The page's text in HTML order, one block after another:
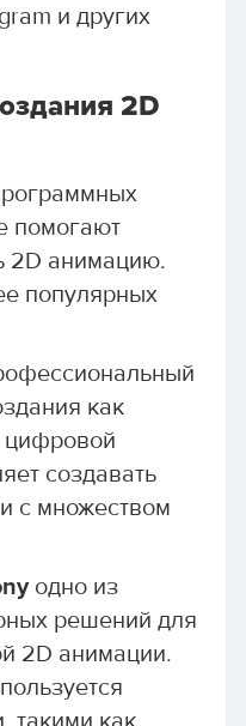
и других
2D
помогают
2D анимацию.
популярных
как
цифровой
создавать
с множеством
одно из
решений для
2D анимации.